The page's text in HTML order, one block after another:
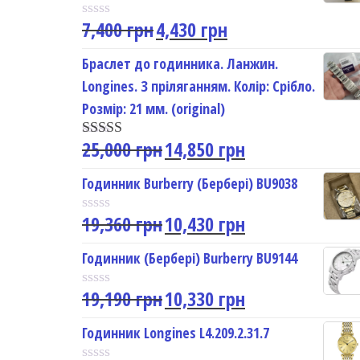
R
t
e
d
0
o
u
t
o
5
7,400грн4,430 грн
Браслет до годинника. Ланжин.
Longines. З пріляганням. Колір: Срібло.
Розмір: 21 мм. (original)
Rated5.00
out of 5
25,000грн14,850 грн
Годинник Burberry (Бербері) BU9038
R
t
e
d
0
o
u
t
o
19,360грн10,430 грн
Годинник (Бербері) Burberry BU9144
R
t
e
d
19,190грн10,330 грн
Годинник Longines L4.209.2.31.7